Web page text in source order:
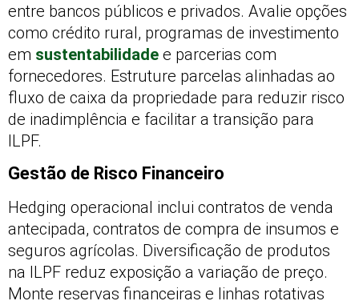
entre bancos públicos e privados. Avalie opções
como crédito rural, programas de investimento
em sustentabilidade e parcerias com
fornecedores. Estruture parcelas alinhadas ao
fluxo de caixa da propriedade para reduzir risco
de inadimplência e facilitar a transição para
ILPF.
Gestão de Risco Financeiro
Hedging operacional inclui contratos de venda
antecipada, contratos de compra de insumos e
seguros agrícolas. Diversificação de produtos
na ILPF reduz exposição a variação de preço.
Monte reservas financeiras e linhas rotativas